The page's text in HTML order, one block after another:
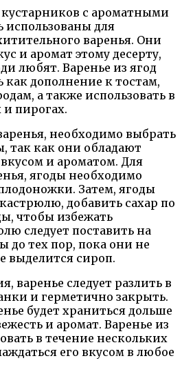
с ароматными
использованы для
варенья. Они
и аромат этому десерту,
любят. Варенье из ягод
как дополнение к тостам,
а также использовать в
и пирогах.
необходимо выбрать
так как они обладают
и ароматом. Для
ягоды необходимо
Затем, ягоды
добавить сахар по
чтобы избежать
следует поставить на
до тех пор, пока они не
выделится сироп.
варенье следует разлить в
и герметично закрыть.
будет храниться дольше
и аромат. Варенье из
в течение нескольких
его вкусом в любое